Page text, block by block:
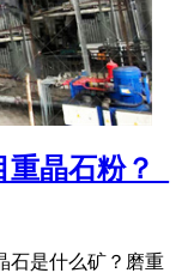
晶石粉？_
石是什么矿？磨重